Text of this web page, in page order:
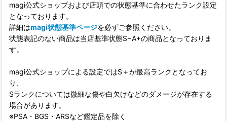
magi公式ショップおよび店頭での状態基準に合わせたランク設定
となっております。
詳細はmagi状態基準ページを必ずご参照ください。
状態表記のない商品は当店基準状態S~A+の商品となっておりま
す。
magi公式ショップによる設定ではS＋が最高ランクとなってお
り、
Sランクについては微細な傷や白欠けなどのダメージが存在する
場合があります。
※PSA・BGS・ARSなど鑑定品を除く